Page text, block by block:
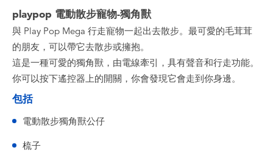
任天堂 Switch
盲盒
角色收藏
生活雜貨
playpop 電動散步寵物-獨角獸
與 Play Pop Mega 行走寵物一起出去散步。最可愛的毛茸茸
的朋友，可以帶它去散步或擁抱。
這是一種可愛的獨角獸，由電線牽引，具有聲音和行走功能。
你可以按下遙控器上的開關，你會發現它會走到你身邊。
包括
電動散步獨角獸公仔
梳子